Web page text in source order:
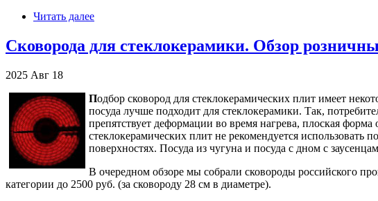
Читать далее
Сковорода для стеклокерамики. Обзор
2025 Авг 18
Подбор сковород для стеклокерамических плит имеет
посуда лучше подходит для стеклокерамики. Так,
препятствует деформации во время нагрева, плоская
стеклокерамических плит не рекомендуется
поверхностях. Посуда из чугуна и посуда с дном с
В очередном обзоре мы собрали сковороды российского
категории до 2500 руб. (за сковороду 28 см в диаметре).